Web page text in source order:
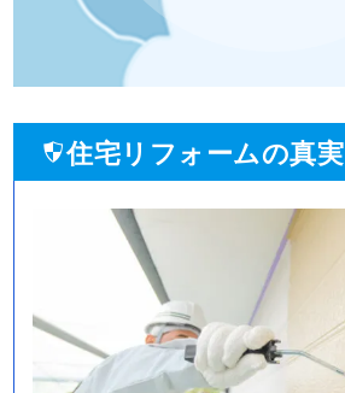
住宅リフォームの真実